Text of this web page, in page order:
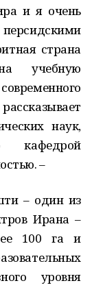
и я очень
страна
учебную
наук,
кафедрой
–
– один из
Ирана –
100 га и
уровня